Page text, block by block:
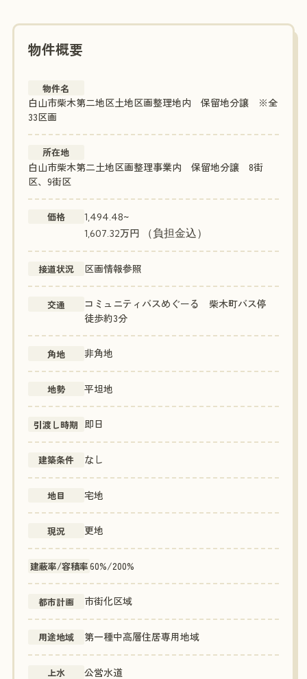
物件概要
物件名
白山市柴木第二地区土地区画整理地内 保留地分譲 ※全
33区画
所在地
白山市柴木第二土地区画整理事業内 保留地分譲 8街
区、9街区
価格 1,494.48~
1,607.32万円 （負担金込）
接道状況 区画情報参照
交通
コミュニティバスめぐーる 柴木町バス停
徒歩約3分
角地 非角地
地勢 平坦地
引渡し時期 即日
建築条件 なし
地目 宅地
現況 更地
建蔽率/容積率60%/200%
都市計画 市街化区域
用途地域 第一種中高層住居専用地域
上水 公営水道